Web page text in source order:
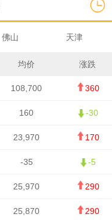
佛山 天津
均价 涨跌
108,700 360
160 -30
23,970 170
-35 -5
25,970 290
25,870 290